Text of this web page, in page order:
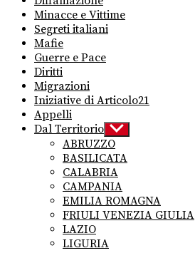
Minacce e Vittime
Segreti italiani
Mafie
Guerre e Pace
Diritti
Migrazioni
Iniziative di Articolo21
Appelli
Dal Territorio Show
sub
menu
ABRUZZO
BASILICATA
CALABRIA
CAMPANIA
EMILIA ROMAGNA
FRIULI VENEZIA GIULIA
LAZIO
LIGURIA